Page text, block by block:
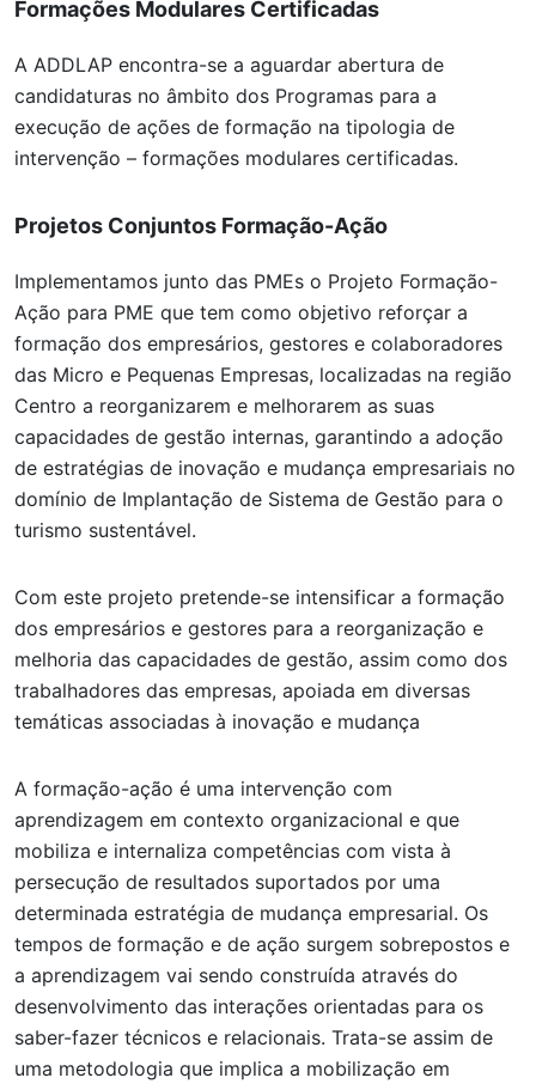
Formações Modulares Certificadas
A ADDLAP encontra-se a aguardar abertura de
candidaturas no âmbito dos Programas para a
execução de ações de formação na tipologia de
intervenção – formações modulares certificadas.
Projetos Conjuntos Formação-Ação
Implementamos junto das PMEs o Projeto Formação-
Ação para PME que tem como objetivo reforçar a
formação dos empresários, gestores e colaboradores
das Micro e Pequenas Empresas, localizadas na região
Centro a reorganizarem e melhorarem as suas
capacidades de gestão internas, garantindo a adoção
de estratégias de inovação e mudança empresariais no
domínio de Implantação de Sistema de Gestão para o
turismo sustentável.
Com este projeto pretende-se intensificar a formação
dos empresários e gestores para a reorganização e
melhoria das capacidades de gestão, assim como dos
trabalhadores das empresas, apoiada em diversas
temáticas associadas à inovação e mudança
A formação-ação é uma intervenção com
aprendizagem em contexto organizacional e que
mobiliza e internaliza competências com vista à
persecução de resultados suportados por uma
determinada estratégia de mudança empresarial. Os
tempos de formação e de ação surgem sobrepostos e
a aprendizagem vai sendo construída através do
desenvolvimento das interações orientadas para os
saber-fazer técnicos e relacionais. Trata-se assim de
uma metodologia que implica a mobilização em